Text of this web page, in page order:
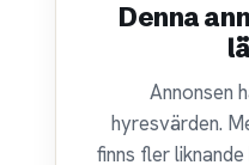
Denna
Annonsen
hyresvärden.
finns fler